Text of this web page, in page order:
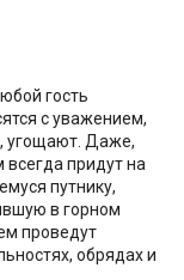
гость
с уважением,
угощают. Даже,
придут на
путнику,
в горном
проведут
обрядах и